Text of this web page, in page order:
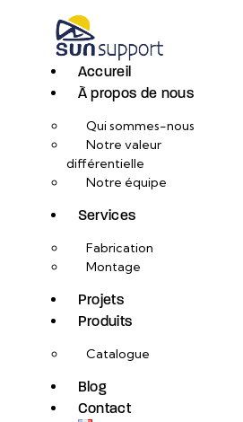
Accureil
À propos de nous
Qui sommes-nous
Notre valeur
différentielle
Notre équipe
Services
Fabrication
Montage
Projets
Produits
Catalogue
Blog
Contact